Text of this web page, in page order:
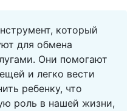
который
для обмена
Они помогают
и легко вести
ребенку, что
роль в нашей жизни,